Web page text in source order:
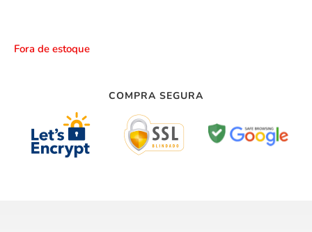
Fora de estoque
COMPRA SEGURA